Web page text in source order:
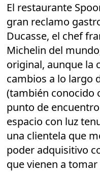
El restaurante
gran reclamo
Ducasse, el chef
Michelin del
original, aunque la
cambios a lo largo
(también conocido
punto de
espacio con luz
una clientela que
poder adquisitivo
que vienen a tomar